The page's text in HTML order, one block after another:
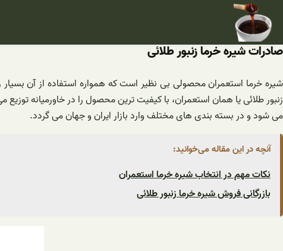
محتوا
صادرات شیره خرما زنبور طلائی
شیره خرما استعمران محصولی بی نظیر است که همواره استفاده از آن
زنبور طلائی یا همان استعمران، با کیفیت ترین محصول را در خاورمیانه
می شود و در بسته بندی های مختلف وارد بازار ایران و جهان می گردد.
آنچه در این مقاله می‌خوانید:
نکات مهم در انتخاب شیره خرما استعمران
بازرگانی فروش شیره خرما زنبور طلائی